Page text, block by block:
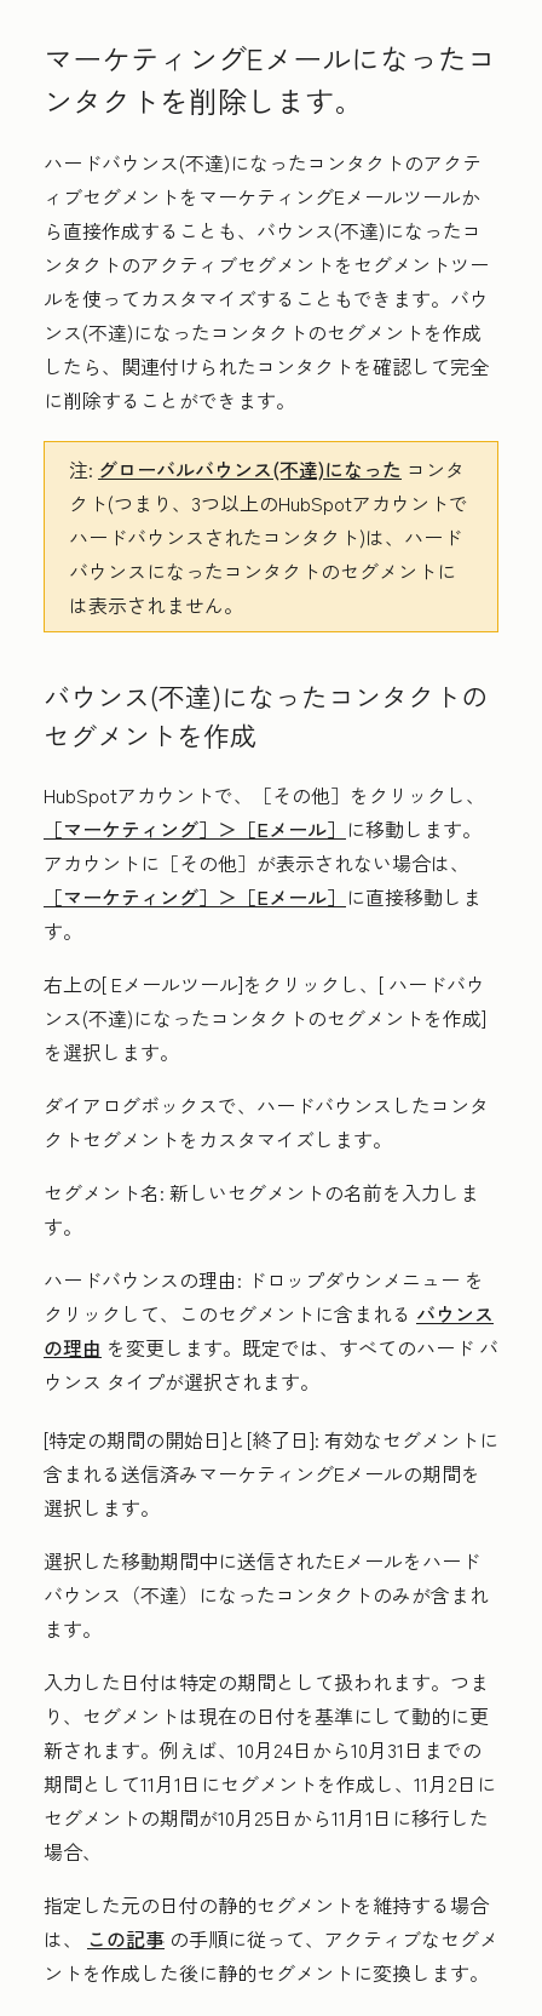
マーケティングEメールになったコ
ンタクトを削除します。
ハードバウンス(不達)になったコンタクトのアクテ
ィブセグメントをマーケティングEメールツールか
ら直接作成することも、バウンス(不達)になったコ
ンタクトのアクティブセグメントをセグメントツー
ルを使ってカスタマイズすることもできます。バウ
ンス(不達)になったコンタクトのセグメントを作成
したら、関連付けられたコンタクトを確認して完全
に削除することができます。
注: グローバルバウンス(不達)になった コンタ
クト(つまり、3つ以上のHubSpotアカウントで
ハードバウンスされたコンタクト)は、ハード
バウンスになったコンタクトのセグメントに
は表示されません。
バウンス(不達)になったコンタクトの
セグメントを作成
HubSpotアカウントで、
［その他］をクリックし、
［マーケティング］＞ ［Eメール］ に移動します。
アカウントに ［その他］が表示されない場合は、
［マーケティング］＞ ［Eメール］ に直接移動しま
す。
右上の[ Eメールツール]をクリックし、[ ハードバウ
ンス(不達)になったコンタクトのセグメントを作成]
を選択します。
ダイアログボックスで、ハードバウンスしたコンタ
クトセグメントをカスタマイズします。
セグメント名: 新しいセグメントの名前を入力しま
す。
ハードバウンスの理由: ドロップダウンメニュー を
クリックして、このセグメントに含まれる バウンス
の理由 を変更します。既定では、すべてのハード バ
ウンス タイプが選択されます。
[特定の期間の開始日]と[終了日]: 有効なセグメントに
含まれる送信済みマーケティングEメールの期間を
選択します。
選択した移動期間中に送信されたEメールをハード
バウンス（不達）になったコンタクトのみが含まれ
ます。
入力した日付は特定の期間として扱われます。つま
り、セグメントは現在の日付を基準にして動的に更
新されます。例えば、10月24日から10月31日までの
期間として11月1日にセグメントを作成し、11月2日に
セグメントの期間が10月25日から11月1日に移行した
場合、
指定した元の日付の静的セグメントを維持する場合
は、
この記事 の手順に従って、アクティブなセグメ
ントを作成した後に静的セグメントに変換します。